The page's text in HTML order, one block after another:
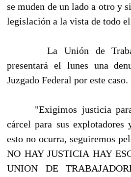
se muden de un lado a otro y
legislación a la vista de todo
La Unión de
presentará el lunes una
Juzgado Federal por este caso.
"Exigimos justicia para
cárcel para sus explotadores
esto no ocurra, seguiremos
NO HAY JUSTICIA HAY
UNION DE